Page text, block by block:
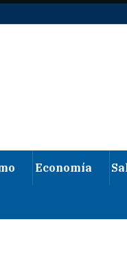
Economía